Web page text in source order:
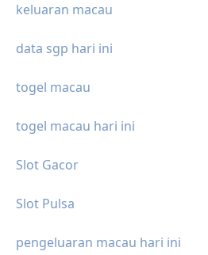
keluaran macau
data sgp hari ini
togel macau
togel macau hari ini
Slot Gacor
Slot Pulsa
pengeluaran macau hari ini